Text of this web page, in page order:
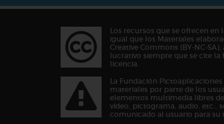
Los recursos que se ofrecen
igual que los Materiales
Creative Commons (BY-NC-
lucrativo siempre que se cite
licencia.
La Fundación
materiales por parte de los
elementos multimedia libres
vídeo, pictograma, audio, etc…
comunicado al usuario para su